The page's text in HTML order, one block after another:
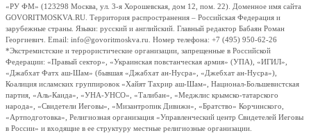
«РУ ФМ» (123298 Москва, ул. 3-я Хорошевская, дом 12, пом. 22). Доменное имя сайта
GOVORITMOSKVA.RU. Территория распространения – Российская Федерация и
зарубежные страны. Языки: русский и английский. Главный редактор Бабаян Роман
Георгиевич. Email: info@govoritmoskva.ru. Номер телефона: +7 (495) 950-62-26
*Экстремистские и террористические организации, запрещенные в Российской
Федерации: «Правый сектор», «Украинская повстанческая армия» (УПА), «ИГИЛ»,
«Джабхат Фатх аш-Шам» (бывшая «Джабхат ан-Нусра», «Джебхат ан-Нусра»),
Коалиция исламских группировок «Хайят Тахрир аш-Шам», Национал-Большевистская
партия, «Аль-Каида», «УНА-УНСО», «Талибан», «Меджлис крымско-татарского
народа», «Свидетели Иеговы», «Мизантропик Дивижн», «Братство» Корчинского,
«Артподготовка», Религиозная организация «Управленческий центр Свидетелей Иеговы
в России» и входящие в ее структуру местные религиозные организации.